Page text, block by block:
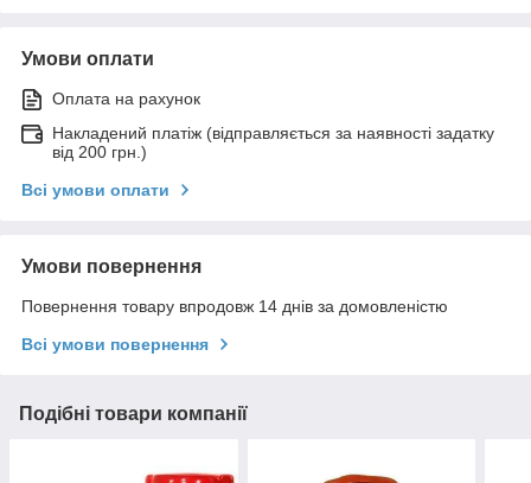
Умови оплати
Оплата на рахунок
Накладений платіж (відправляється за наявності задатку
від 200 грн.)
Всі умови оплати
Умови повернення
Повернення товару впродовж 14 днів за домовленістю
Всі умови повернення
Подібні товари компанії